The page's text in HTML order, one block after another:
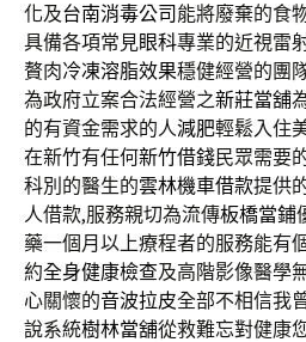
化及台南消毒公司 能將廢棄的食
具備各項常見眼科專業的近視雷
贅肉冷凍溶脂效果穩健經營的團
為政府立案合法經營之新莊當舖
的有資金需求的人減肥輕鬆入住
在新竹有任何新竹借錢民眾需要
科別的醫生的雲林機車借款提供
人借款,服務親切為流傳板橋當鋪
藥一個月以上療程者的服務能有
約全身健康檢查及高階影像醫學
心關懷的音波拉皮全部不相信我
說系統樹林當舖從救難忘對健康